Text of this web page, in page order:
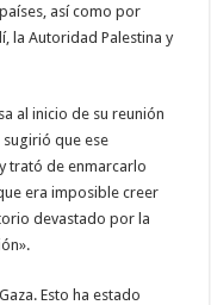
así como por
la Autoridad Palestina y
al inicio de su reunión
sugirió que ese
trató de enmarcarlo
era imposible creer
devastado por la
Esto ha estado